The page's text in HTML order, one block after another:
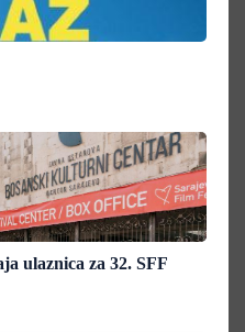
ulaznica za 32. SFF